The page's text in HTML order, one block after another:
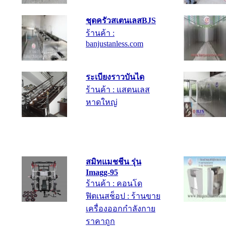
ร้านค้า :
banjustanless.com
ร้านค้า : แสตนเลส
หาดใหญ่
Imagg-95
ร้านค้า : คอนโด
ฟิตเนสช็อป : ร้านขาย
เครื่องออกกำลังกาย
ราคาถูก